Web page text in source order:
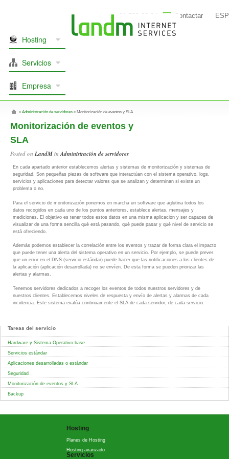
91 739 80 64 Contactar ESP
Hosting
Servicios
Empresa
» Administración de servidores » Monitorización de eventos y SLA
Monitorización de eventos y
SLA
Posted on LandMinAdministración de servidores
En cada apartado anterior establecemos alertas y sistemas de monitorización y sistemas de
seguridad. Son pequeñas piezas de software que interactúan con el sistema operativo, logs,
servicios y aplicaciones para detectar valores que se analizan y determinan si existe un
problema o no.
Para el servicio de monitorización ponemos en marcha un software que aglutina todos los
datos recogidos en cada uno de los puntos anteriores, establece alertas, mensajes y
mediciones. El objetivo es tener todos estos datos en una misma aplicación y ser capaces de
visualizar de una forma sencilla qué está pasando, qué puede pasar y qué nivel de servicio se
está ofreciendo.
Además podemos establecer la correlación entre los eventos y trazar de forma clara el impacto
que puede tener una alerta del sistema operativo en un servicio. Por ejemplo, se puede prever
que un error en el DNS (servicio estándar) puede hacer que las notificaciones a los clientes de
la aplicación (aplicación desarrollada) no se envíen. De esta forma se pueden priorizar las
alertas y alarmas.
Tenemos servidores dedicados a recoger los eventos de todos nuestros servidores y de
nuestros clientes. Establecemos niveles de respuesta y envío de alertas y alarmas de cada
incidencia. Este sistema evalúa continuamente el SLA de cada servidor, de cada servicio.
Tareas del servicio
Hardware y Sistema Operativo base
Servicios estándar
Aplicaciones desarrolladas o estándar
Seguridad
Monitorización de eventos y SLA
Backup
Hosting
Planes de Hosting
Hosting avanzado
Servicios